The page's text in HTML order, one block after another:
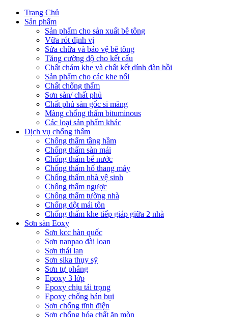
Trang Chủ
Sản phẩm
Sản phẩm cho sản xuất bê tông
Vữa rót định vị
Sửa chữa và bảo vệ bê tông
Tăng cường độ cho kết cấu
Chất chám khe và chất kết dính đàn hồi
Sản phẩm cho các khe nối
Chất chống thấm
Sơn sàn/ chất phủ
Chất phủ sàn gốc si măng
Màng chống thấm bituminous
Các loại sản phẩm khác
Dịch vụ chống thấm
Chống thấm tầng hầm
Chống thấm sàn mái
Chống thấm bể nước
Chống thấm hố thang máy
Chống thấm nhà vệ sinh
Chống thấm ngược
Chống thấm tường nhà
Chống dột mái tôn
Chống thấm khe tiếp giáp giữa 2 nhà
Sơn sàn Eoxy
Sơn kcc hàn quốc
Sơn nanpao đài loan
Sơn thái lan
Sơn sika thụy sỹ
Sơn tự phẳng
Epoxy 3 lớp
Epoxy chịu tải trọng
Epoxy chống bán bụi
Sơn chống tĩnh điện
Sơn chống hóa chất ăn mòn